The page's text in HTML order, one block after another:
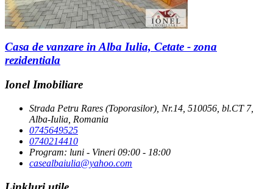
Casa de vanzare in Alba Iulia, Cetate - zona
rezidentiala
Ionel Imobiliare
Strada Petru Rares (Toporasilor), Nr.14, 510056, bl.CT 7,
Alba-Iulia, Romania
0745649525
0740214410
Program: luni - Vineri 09:00 - 18:00
casealbaiulia@yahoo.com